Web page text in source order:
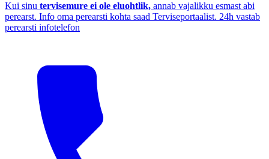
Kui sinu tervisemure ei ole eluohtlik, annab vajalikku esmast abi
perearst. Info oma perearsti kohta saad Terviseportaalist. 24h vastab
perearsti infotelefon